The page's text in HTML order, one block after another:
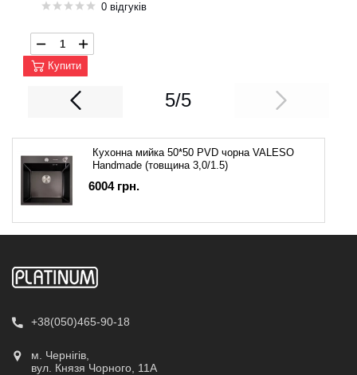
0 відгуків
Купити
5/5
Кухонна мийка 50*50 PVD чорна VALESO
Handmade (товщина 3,0/1.5)
6004 грн.
+38(050)465-90-18
м. Чернігів,
вул. Князя Чорного, 11А